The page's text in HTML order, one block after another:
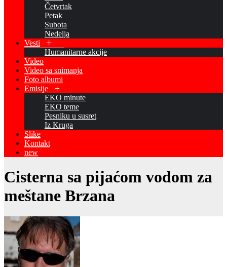
Četvrtak
Petak
Subota
Nedelja
Vesti
Humanitarne akcije
Video
Video sa snimanja
Foto albumi
Emisije
EKO minute
EKO teme
Pesniku u susret
Iz Kruga
Slike
Kontakt
new
Cisterna sa pijaćom vodom za
meštane Brzana